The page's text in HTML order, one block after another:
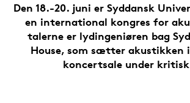
Den 18.-20. juni er Syddansk
en international kongres for
talerne er lydingeniøren bag
House, som sætter akustikken
koncertsale under